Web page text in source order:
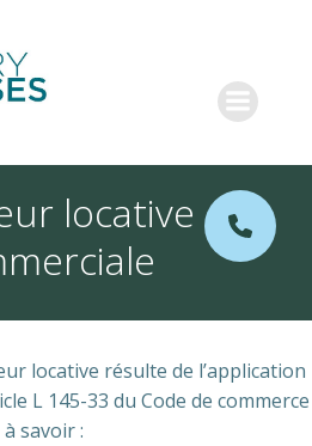
locative
locative résulte de l’application
L 145-33 du Code de commerce
à savoir :